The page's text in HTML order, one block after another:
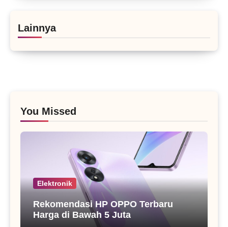
Lainnya
You Missed
Elektronik
Rekomendasi HP OPPO Terbaru
Harga di Bawah 5 Juta